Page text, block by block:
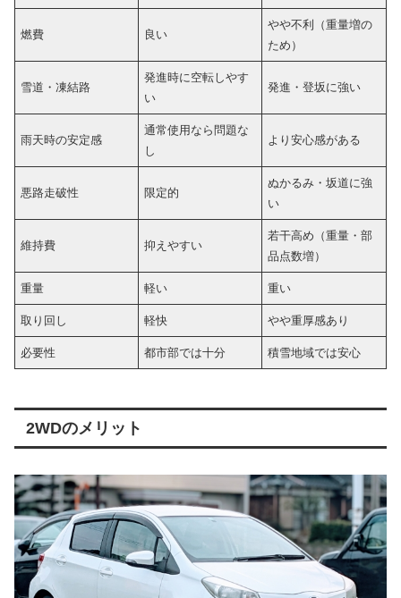
燃費 良い
やや不利（重量増の
ため）
雪道・凍結路
発進時に空転しやす
い
発進・登坂に強い
雨天時の安定感
通常使用なら問題な
し
より安心感がある
悪路走破性 限定的
ぬかるみ・坂道に強
い
維持費 抑えやすい
若干高め（重量・部
品点数増）
重量 軽い 重い
取り回し 軽快 やや重厚感あり
必要性 都市部では十分 積雪地域では安心
2WDのメリット